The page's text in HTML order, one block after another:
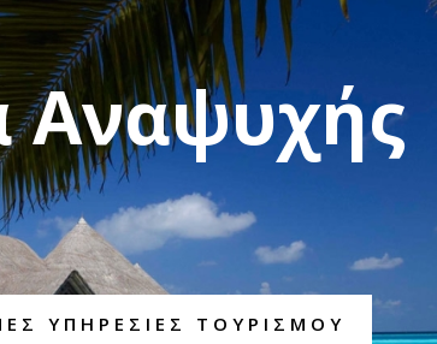
Αναψυχής
Ε Σ Υ Π Η Ρ Ε Σ Ι Ε Σ Τ Ο Υ Ρ Ι Σ Μ Ο Υ